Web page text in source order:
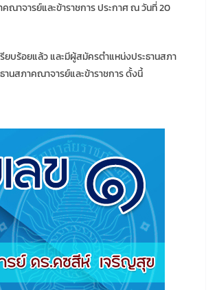
ณาจารย์และข้าราชการ ประกาศ ณ วันที่ 20
บร้อยแล้ว และมีผู้สมัครตำแหน่งประธานสภา
านสภาคณาจารย์และข้าราชการ ดั้งนี้